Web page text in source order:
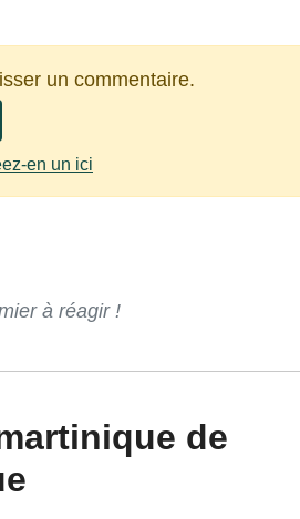
un commentaire.
en un ici
à réagir !